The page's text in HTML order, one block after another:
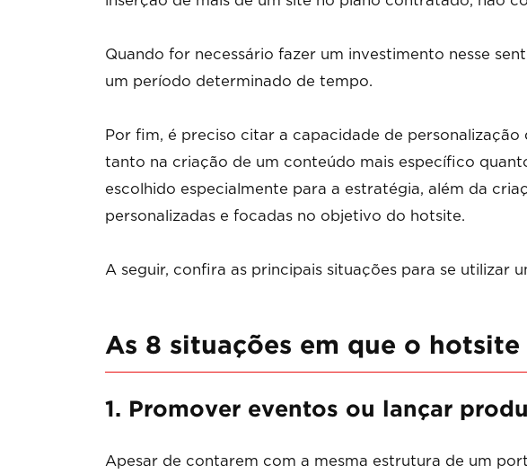
Quando for necessário fazer um investimento nesse
um período determinado de tempo.
Por fim, é preciso citar a capacidade de
tanto na criação de um conteúdo mais específico
escolhido especialmente para a estratégia, além da
personalizadas e focadas no objetivo do hotsite.
A seguir, confira as principais situações para se utilizar
As 8 situações em que o
1. Promover eventos ou lançar
Apesar de contarem com a mesma estrutura de um